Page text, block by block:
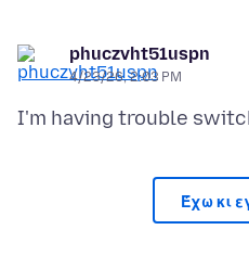
phuczvht51uspn
4/23/26, 2:03 PM
Έχω κι